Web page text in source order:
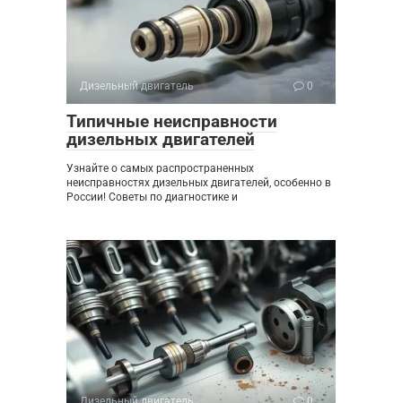
Дизельный двигатель 0
Типичные неисправности
дизельных двигателей
Узнайте о самых распространенных
неисправностях дизельных двигателей, особенно в
России! Советы по диагностике и